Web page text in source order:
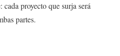
proyecto que surja será
partes.